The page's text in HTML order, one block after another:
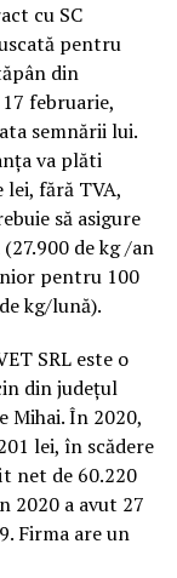
cu SC
pentru
din
februarie,
semnării lui.
va plăti
fără TVA,
să asigure
de kg /an
pentru 100
kg/lună).
SRL este o
din județul
Mihai. În 2020,
lei, în scădere
net de 60.220
2020 a avut 27
Firma are un